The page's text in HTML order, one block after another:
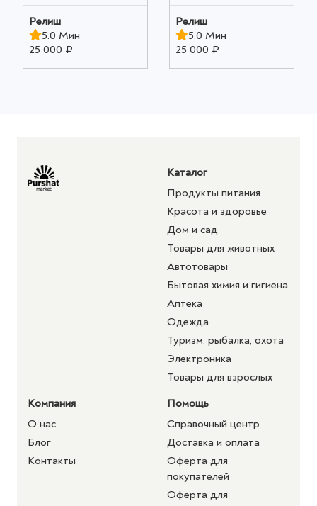
Релиш
5.0 Мин
25 000 ₽
Релиш
5.0 Мин
25 000 ₽
Каталог
Продукты питания
Красота и здоровье
Дом и сад
Товары для животных
Автотовары
Бытовая химия и гигиена
Аптека
Одежда
Туризм, рыбалка, охота
Электроника
Товары для взрослых
Компания
О нас
Блог
Контакты
Помощь
Справочный центр
Доставка и оплата
Оферта для
покупателей
Оферта для